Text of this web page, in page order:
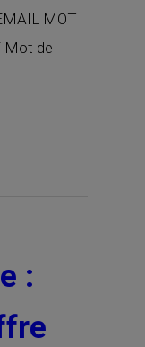
MOT
Mot de
: